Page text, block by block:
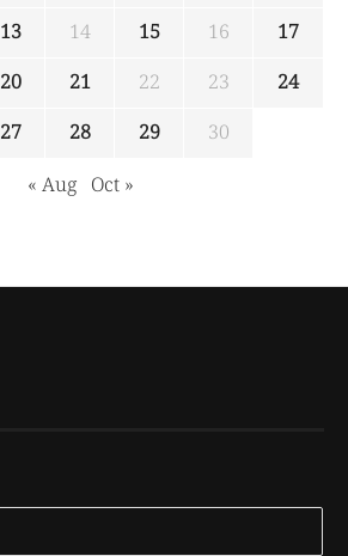
13 14 15 16
17
20 21 22 23
24
27 28 29
30
« Aug Oct »